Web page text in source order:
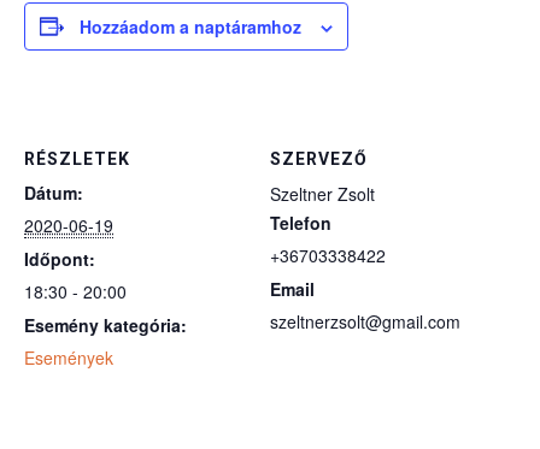
Hozzáadom a naptáramhoz
RÉSZLETEK
Dátum:
2020-06-19
Időpont:
18:30 - 20:00
Esemény kategória:
Események
SZERVEZŐ
Szeltner Zsolt
Telefon
+36703338422
Email
szeltnerzsolt@gmail.com